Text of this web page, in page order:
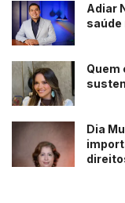
Adiar
saúde
Quem
Dia